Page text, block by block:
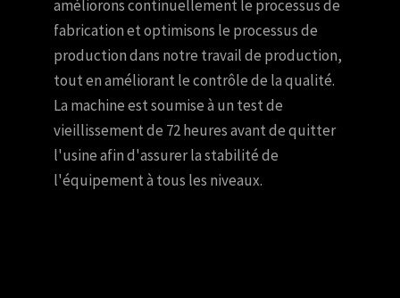
améliorons continuellement le processus de
fabrication et optimisons le processus de
production dans notre travail de production,
tout en améliorant le contrôle de la qualité.
La machine est soumise à un test de
vieillissement de 72 heures avant de quitter
l'usine afin d'assurer la stabilité de
l'équipement à tous les niveaux.